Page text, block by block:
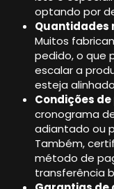
optando por
Quantidades
Muitos
pedido, o que
escalar a
esteja
Condições
cronograma
adiantado ou
Também,
método de
transferência